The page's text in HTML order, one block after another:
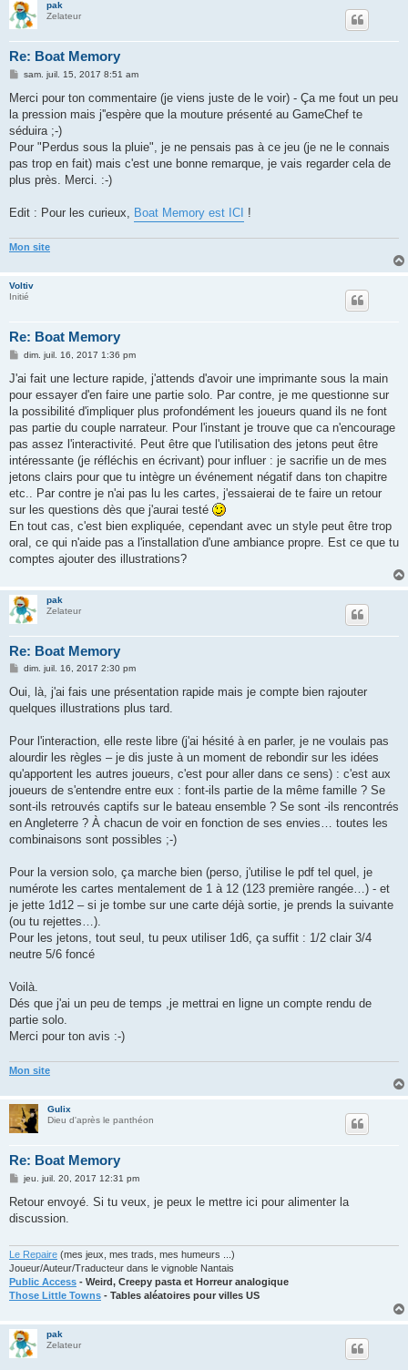
pak
Zelateur
Re: Boat Memory
M
s
a
g
sam. juil. 15, 2017 8:51 am
Merci pour ton commentaire (je viens juste de le voir) - Ça me fout un peu
la pression mais j''espère que la mouture présenté au GameChef te
séduira ;-)
Pour "Perdus sous la pluie", je ne pensais pas à ce jeu (je ne le connais
pas trop en fait) mais c'est une bonne remarque, je vais regarder cela de
plus près. Merci. :-)
Edit : Pour les curieux, Boat Memory est ICI !
Mon site
Voltiv
Initié
Re: Boat Memory
M
s
a
g
e
dim. juil. 16, 2017 1:36 pm
J'ai fait une lecture rapide, j'attends d'avoir une imprimante sous la main
pour essayer d'en faire une partie solo. Par contre, je me questionne sur
la possibilité d'impliquer plus profondément les joueurs quand ils ne font
pas partie du couple narrateur. Pour l'instant je trouve que ca n'encourage
pas assez l'interactivité. Peut être que l'utilisation des jetons peut être
intéressante (je réfléchis en écrivant) pour influer : je sacrifie un de mes
jetons clairs pour que tu intègre un événement négatif dans ton chapitre
etc.. Par contre je n'ai pas lu les cartes, j'essaierai de te faire un retour
sur les questions dès que j'aurai testé
En tout cas, c'est bien expliquée, cependant avec un style peut être trop
oral, ce qui n'aide pas a l'installation d'une ambiance propre. Est ce que tu
comptes ajouter des illustrations?
pak
Zelateur
Re: Boat Memory
M
s
a
dim. juil. 16, 2017 2:30 pm
Oui, là, j'ai fais une présentation rapide mais je compte bien rajouter
quelques illustrations plus tard.
Pour l'interaction, elle reste libre (j'ai hésité à en parler, je ne voulais pas
alourdir les règles – je dis juste à un moment de rebondir sur les idées
qu'apportent les autres joueurs, c'est pour aller dans ce sens) : c'est aux
joueurs de s'entendre entre eux : font-ils partie de la même famille ? Se
sont-ils retrouvés captifs sur le bateau ensemble ? Se sont -ils rencontrés
en Angleterre ? À chacun de voir en fonction de ses envies… toutes les
combinaisons sont possibles ;-)
Pour la version solo, ça marche bien (perso, j'utilise le pdf tel quel, je
numérote les cartes mentalement de 1 à 12 (123 première rangée…) - et
je jette 1d12 – si je tombe sur une carte déjà sortie, je prends la suivante
(ou tu rejettes…).
Pour les jetons, tout seul, tu peux utiliser 1d6, ça suffit : 1/2 clair 3/4
neutre 5/6 foncé
Voilà.
Dés que j'ai un peu de temps ,je mettrai en ligne un compte rendu de
partie solo.
Merci pour ton avis :-)
Mon site
Gulix
Dieu d'après le panthéon
Re: Boat Memory
M
s
a
jeu. juil. 20, 2017 12:31 pm
Retour envoyé. Si tu veux, je peux le mettre ici pour alimenter la
discussion.
Le Repaire (mes jeux, mes trads, mes humeurs ...)
Joueur/Auteur/Traducteur dans le vignoble Nantais
Public Access - Weird, Creepy pasta et Horreur analogique
Those Little Towns - Tables aléatoires pour villes US
pak
Zelateur